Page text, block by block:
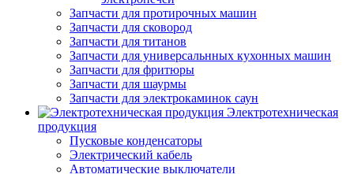
Запчасти для протирочных машин
Запчасти для сковород
Запчасти для титанов
Запчасти для универсальнных кухонных машин
Запчасти для фритюры
Запчасти для шаурмы
Запчасти для электрокаминок саун
Электротехническая
продукция
Пусковые конденсаторы
Электрический кабель
Автоматические выключатели